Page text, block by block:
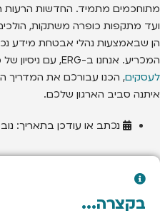
מתוחכמים מתמיד. החדשות הרעות
ועד מתקפות כופרה משתקות,
הן שבאמצעות נהלי אבטחת מידע
המכריע. אנחנו ב-ERG, עם ניסיון של מעל 20 שנה במתן
לעסקים, הכנו עבורכם את המדריך
איתנה סביב הארגון שלכם.
נכתב או עודכן בתאריך:
בקצרה...